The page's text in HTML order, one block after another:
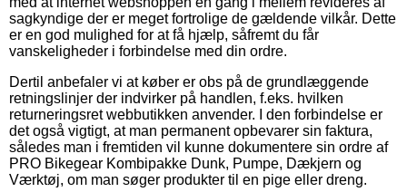
sagkyndige der er meget fortrolige de gældende vilkår. Dette
er en god mulighed for at få hjælp, såfremt du får
vanskeligheder i forbindelse med din ordre.
Dertil anbefaler vi at køber er obs på de grundlæggende
retningslinjer der indvirker på handlen, f.eks. hvilken
returneringsret webbutikken anvender. I den forbindelse er
det også vigtigt, at man permanent opbevarer sin faktura,
således man i fremtiden vil kunne dokumentere sin ordre af
PRO Bikegear Kombipakke Dunk, Pumpe, Dækjern og
Værktøj, om man søger produkter til en pige eller dreng.